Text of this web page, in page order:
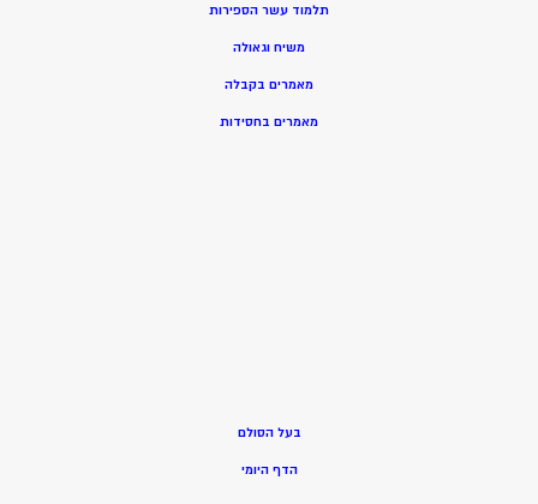
תלמוד עשר הספירות
משיח וגאולה
מאמרים בקבלה
מאמרים בחסידות
בעל הסולם
הדף היומי